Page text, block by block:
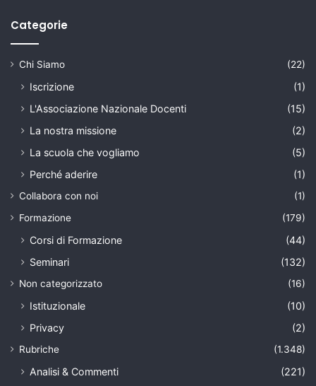
Categorie
Chi Siamo (22)
Iscrizione
(1)
L'Associazione Nazionale Docenti
(15)
La nostra missione
(2)
La scuola che vogliamo
(5)
Perché aderire
(1)
Collabora con noi
(1)
Formazione
(179)
Corsi di Formazione
(44)
Seminari
(132)
Non categorizzato (16)
Istituzionale
(10)
Privacy
(2)
Rubriche (1.348)
Analisi & Commenti
(221)